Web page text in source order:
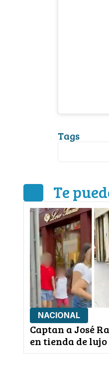
Tags
Te
NACIONAL
Captan a José
en tienda de